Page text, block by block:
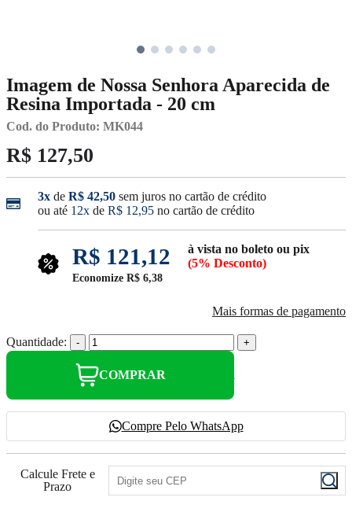
Imagem de Nossa Senhora Aparecida de
Resina Importada - 20 cm
Cod. do Produto: MK044
R$ 127,50
3x de R$ 42,50 sem juros no cartão de crédito
ou até 12x de R$ 12,95 no cartão de crédito
R$ 121,12
à vista no boleto ou pix
(5% Desconto)
Economize R$ 6,38
Mais formas de pagamento
Quantidade: - +
COMPRAR
Compre Pelo WhatsApp
Calcule Frete e
Prazo